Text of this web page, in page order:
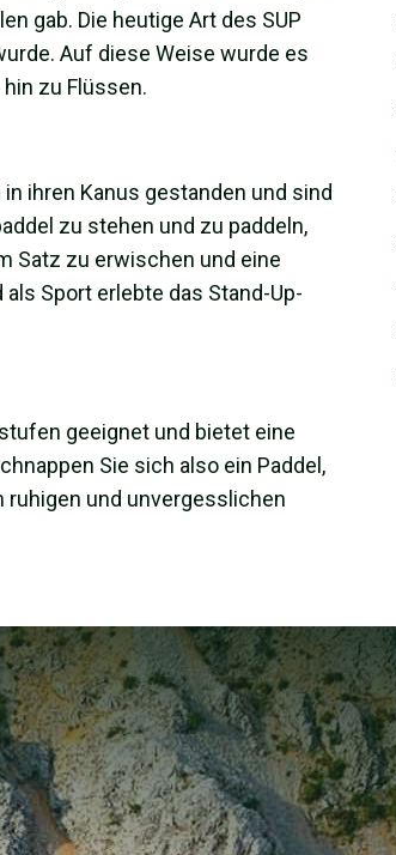
gab. Die heutige Art des SUP
Auf diese Weise wurde es
zu Flüssen.
ihren Kanus gestanden und sind
zu stehen und zu paddeln,
Satz zu erwischen und eine
Sport erlebte das Stand-Up-
geeignet und bietet eine
Sie sich also ein Paddel,
ruhigen und unvergesslichen